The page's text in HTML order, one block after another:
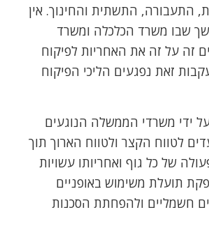
התעבורה, התשתית והחינוך. אין
שבו משרד הכלכלה ומשרד
זה על זה את האחריות לפיקוח
זאת נפגעים הליכי הפיקוח
ידי משרדי הממשלה הנוגעים
לטווח הקצר ולטווח הארוך תוך
של כל גוף ואחריותו עשויות
תועלת משימוש באופניים
חשמליים ולהפחתת הסכנות